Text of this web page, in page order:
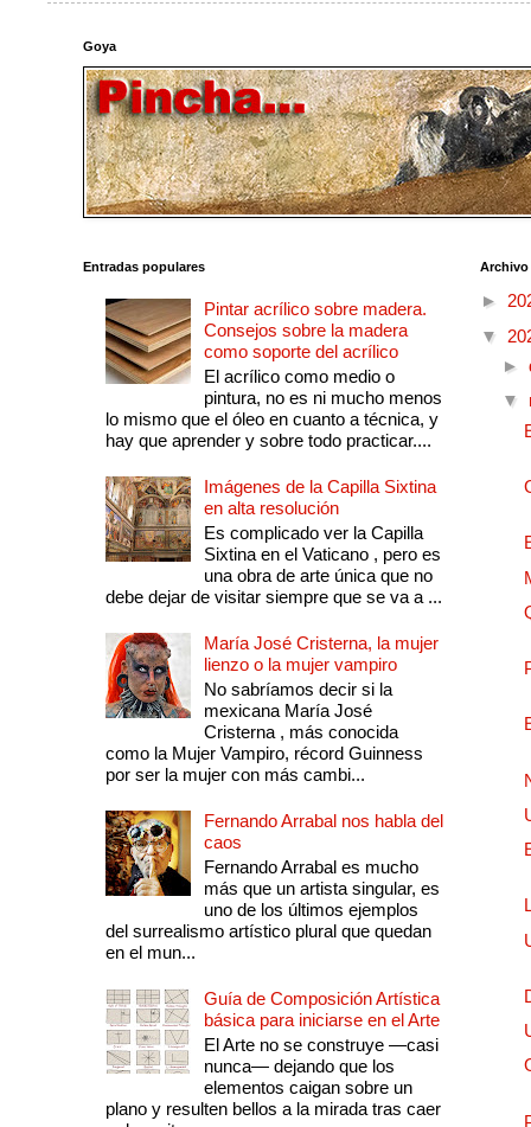
Goya
Entradas populares
Pintar acrílico sobre madera.
Consejos sobre la madera
como soporte del acrílico
El acrílico como medio o
pintura, no es ni mucho menos
lo mismo que el óleo en cuanto a técnica, y
hay que aprender y sobre todo practicar....
Imágenes de la Capilla Sixtina
en alta resolución
Es complicado ver la Capilla
Sixtina en el Vaticano , pero es
una obra de arte única que no
debe dejar de visitar siempre que se va a ...
María José Cristerna, la mujer
lienzo o la mujer vampiro
No sabríamos decir si la
mexicana María José
Cristerna , más conocida
como la Mujer Vampiro, récord Guinness
por ser la mujer con más cambi...
Fernando Arrabal nos habla del
caos
Fernando Arrabal es mucho
más que un artista singular, es
uno de los últimos ejemplos
del surrealismo artístico plural que quedan
en el mun...
Guía de Composición Artística
básica para iniciarse en el Arte
El Arte no se construye —casi
nunca— dejando que los
elementos caigan sobre un
plano y resulten bellos a la mirada tras caer
►
▼
►
▼